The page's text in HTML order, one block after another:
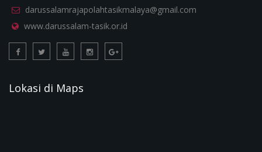
darussalamrajapolahtasikmalaya@gmail.com
www.darussalam-tasik.or.id
Lokasi di Maps